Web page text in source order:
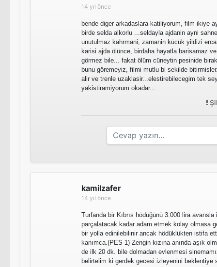
14 yıl önce
bende diger arkadaslara katiliyorum, film ikiye
birde selda alkorlu ...seldayla ajdanin ayni
unutulmaz kahrmani, zamanin kücük yildizi
karisi ajda ölünce, birdaha hayatla barisamaz
görmez bile... fakat ölüm cüneytin pesinide
bunu göremeyiz, filmi mutlu bi sekilde
alir ve trenle uzaklasir...elestirebilecegim tek
yakistiramiyorum okadar...
kamilzafer
14 yıl önce
Turfanda bir Kıbrıs hödüğünü 3.000 lira
parçalatacak kadar adam etmek kolay olmasa
bir yolla edinilebilinir ancak hödüklükten istifa
kanımca.(PES-1) Zengin kızına anında aşık
de ilk 20 dk. bile dolmadan evlenmesi
belirtelim ki gerdek gecesi izleyenini beklentiye